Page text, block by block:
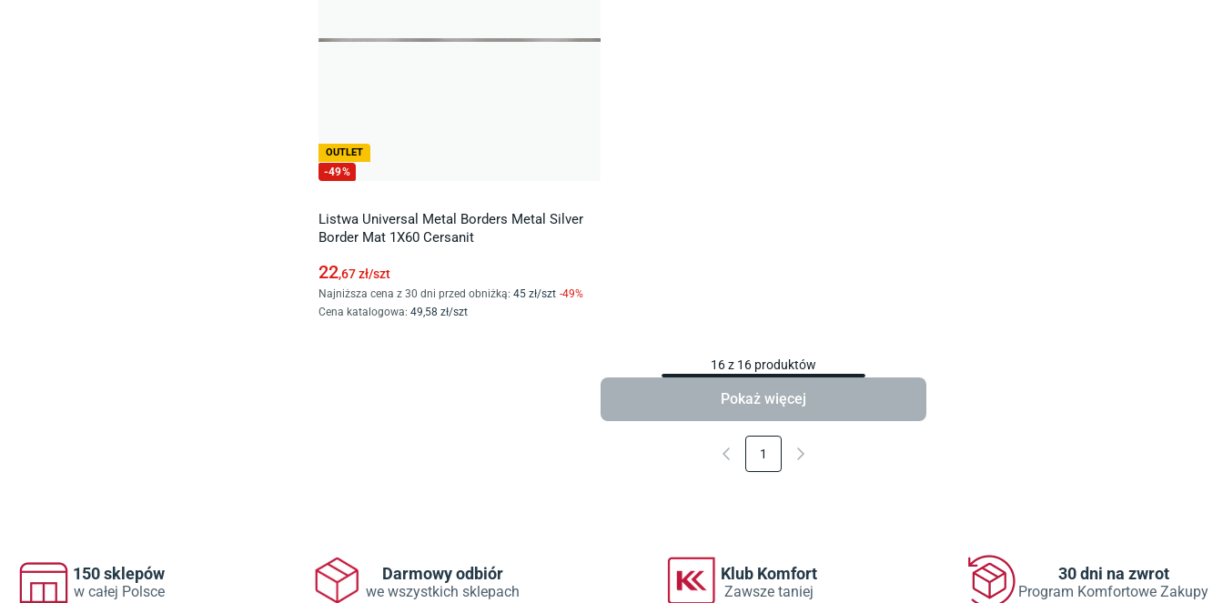
OUTLET
-49%
Listwa Universal Metal Borders Metal Silver
Border Mat 1X60 Cersanit
22,67zł/szt
Najniższa cena z 30 dni przed obniżką: 45 zł/szt -49%
Cena katalogowa: 49,58 zł/szt
16z 16 produktów
Pokaż więcej
1
150 sklepów
w całej Polsce
Darmowy odbiór
we wszystkich sklepach
Klub Komfort
Zawsze taniej
30 dni na zwrot
Program Komfortowe Zakupy